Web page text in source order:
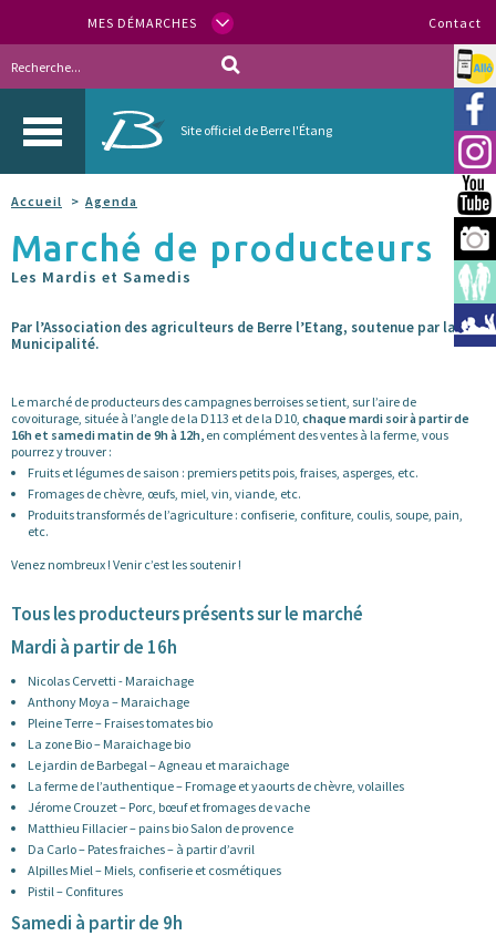
MES DÉMARCHES Contact
Site officiel de Berre l'Étang
Allo
Accueil Agenda
Marché de producteurs
Les Mardis et Samedis
Par l’Association des agriculteurs de Berre l’Etang, soutenue par la
Municipalité.
Le marché de producteurs des campagnes berroises se tient, sur l’aire de
covoiturage, située à l’angle de la D113 et de la D10, chaque mardi soir à partir de
16h et samedi matin de 9h à 12h, en complément des ventes à la ferme, vous
pourrez y trouver :
Fruits et légumes de saison : premiers petits pois, fraises, asperges, etc.
Fromages de chèvre, œufs, miel, vin, viande, etc.
Produits transformés de l’agriculture : confiserie, confiture, coulis, soupe, pain,
etc.
Venez nombreux ! Venir c’est les soutenir !
Tous les producteurs présents sur le marché
Mardi à partir de 16h
Nicolas Cervetti - Maraichage
Anthony Moya – Maraichage
Pleine Terre – Fraises tomates bio
La zone Bio – Maraichage bio
Le jardin de Barbegal – Agneau et maraichage
La ferme de l’authentique – Fromage et yaourts de chèvre, volailles
Jérome Crouzet – Porc, bœuf et fromages de vache
Matthieu Fillacier – pains bio Salon de provence
Da Carlo – Pates fraiches – à partir d’avril
Alpilles Miel – Miels, confiserie et cosmétiques
Pistil – Confitures
Samedi à partir de 9h